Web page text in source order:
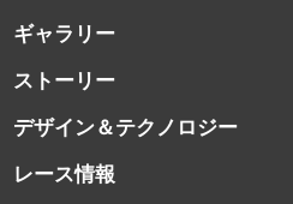
ギャラリー
ストーリー
デザイン＆テクノロジー
レース情報